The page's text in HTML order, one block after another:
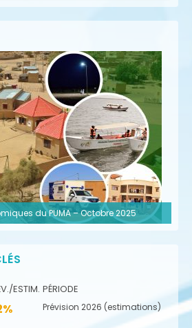
du PUMA – Octobre 2025
ESTIM. PÉRIODE
Prévision 2026 (estimations)